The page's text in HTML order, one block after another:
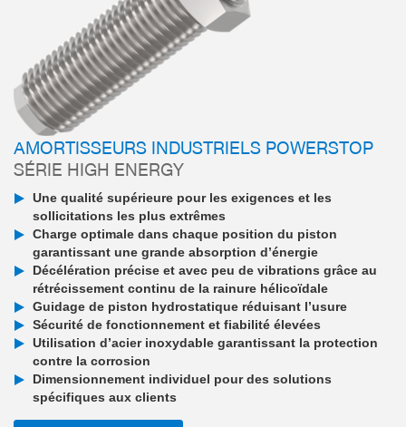
AMORTISSEURS INDUSTRIELS POWERSTOP
SÉRIE HIGH ENERGY
Une qualité supérieure pour les exigences et les
sollicitations les plus extrêmes
Charge optimale dans chaque position du piston
garantissant une grande absorption d’énergie
Décélération précise et avec peu de vibrations grâce au
rétrécissement continu de la rainure hélicoïdale
Guidage de piston hydrostatique réduisant l’usure
Sécurité de fonctionnement et fiabilité élevées
Utilisation d’acier inoxydable garantissant la protection
contre la corrosion
Dimensionnement individuel pour des solutions
spécifiques aux clients